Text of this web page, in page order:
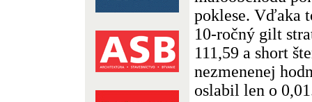
poklese. Vďaka
10-ročný gilt
111,59 a short
nezmenenej
oslabil len o